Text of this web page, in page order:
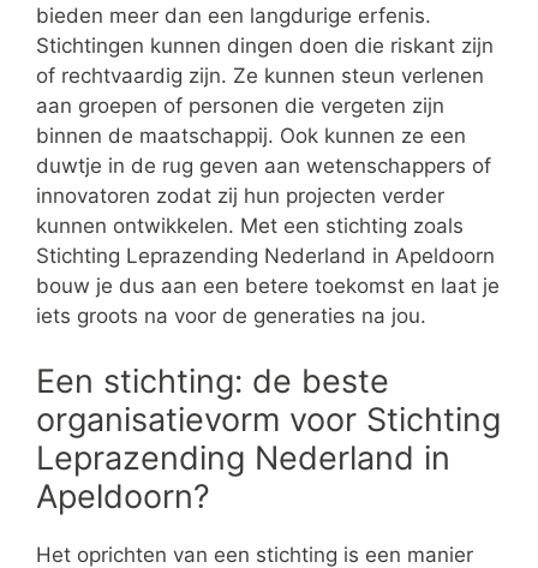
bieden meer dan een langdurige erfenis.
Stichtingen kunnen dingen doen die riskant zijn
of rechtvaardig zijn. Ze kunnen steun verlenen
aan groepen of personen die vergeten zijn
binnen de maatschappij. Ook kunnen ze een
duwtje in de rug geven aan wetenschappers of
innovatoren zodat zij hun projecten verder
kunnen ontwikkelen. Met een stichting zoals
Stichting Leprazending Nederland in Apeldoorn
bouw je dus aan een betere toekomst en laat je
iets groots na voor de generaties na jou.
Een stichting: de beste
organisatievorm voor Stichting
Leprazending Nederland in
Apeldoorn?
Het oprichten van een stichting is een manier